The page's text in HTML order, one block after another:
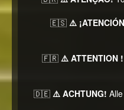
🇪🇸 ⚠️
🇫🇷 ⚠️ ATTENTION !
🇩🇪 ⚠️ ACHTUNG!